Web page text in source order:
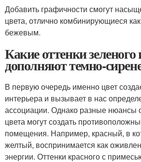
Добавить графичности смогут
цвета, отлично комбинирующиеся
бежевым.
Какие оттенки зеленого
дополняют темно-
В первую очередь именно цвет
интерьера и вызывает в нас
ассоциации. Однако разные нюансы
цвета могут создать
помещения. Например, красный, в
желтый, воспринимается как
энергии. Оттенки красного с